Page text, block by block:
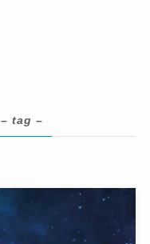
– tag –